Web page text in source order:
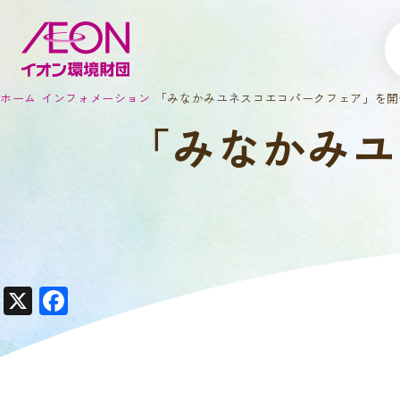
ホーム インフォメーション 「みなかみユネスコエコパークフェア」を
「みなかみ
X
a